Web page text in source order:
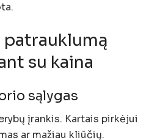
su kaina
sąlygas
įrankis. Kartais pirkėjui
ar mažiau kliūčių.